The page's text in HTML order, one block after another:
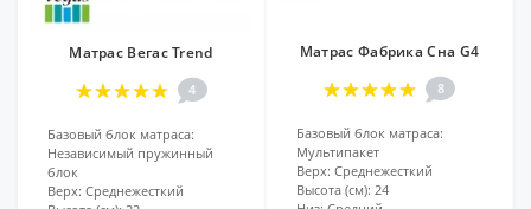
Матрас Вегас Trend
4
Базовый блок матраса:
Независимый пружинный
блок
Верх: Среднежесткий
Матрас Фабрика Сна G4
8
Базовый блок матраса:
Мультипакет
Верх: Среднежесткий
Высота (см): 24